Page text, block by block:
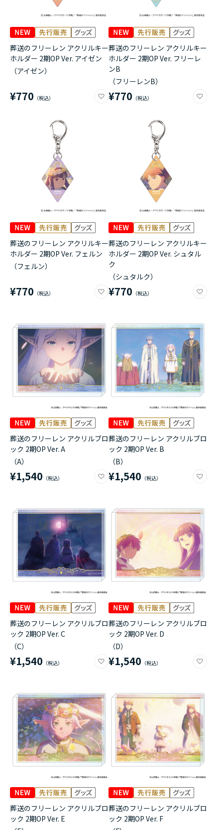
葬送のフリーレン アクリルキー
ホルダー 2期OP Ver. アイゼン
（アイゼン）
¥770
葬送のフリーレン アクリルキー
ホルダー 2期OP Ver. フリーレ
ンB
（フリーレンB）
¥770
葬送のフリーレン アクリルキー
ホルダー 2期OP Ver. フェルン
（フェルン）
¥770
葬送のフリーレン アクリルキー
ホルダー 2期OP Ver. シュタル
ク
（シュタルク）
¥770
葬送のフリーレン アクリルブロ
ック 2期OP Ver. A
（A）
¥1,540
葬送のフリーレン アクリルブロ
ック 2期OP Ver. B
（B）
¥1,540
葬送のフリーレン アクリルブロ
ック 2期OP Ver. C
（C）
¥1,540
葬送のフリーレン アクリルブロ
ック 2期OP Ver. D
（D）
¥1,540
葬送のフリーレン アクリルブロ
ック 2期OP Ver. E
葬送のフリーレン アクリルブロ
ック 2期OP Ver. F